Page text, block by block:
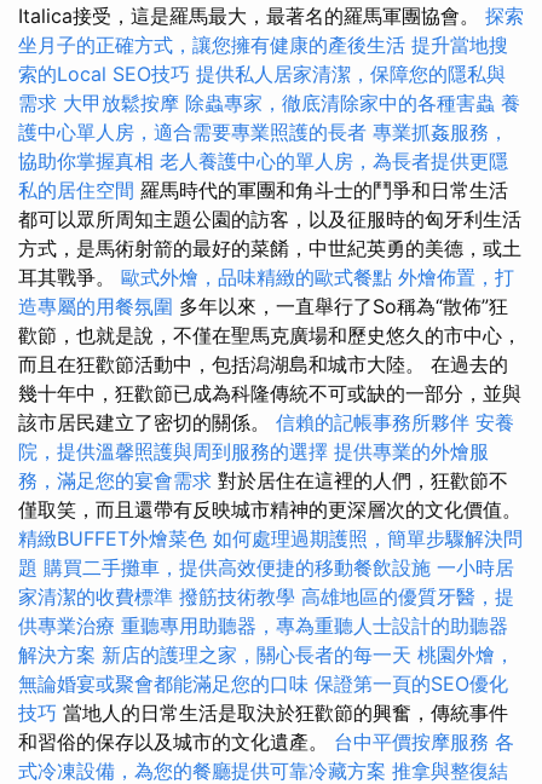
Italica接受，這是羅馬最大，最著名的羅馬軍團協會。 探索
坐月子的正確方式，讓您擁有健康的產後生活 提升當地搜
索的Local SEO技巧 提供私人居家清潔，保障您的隱私與
需求 大甲放鬆按摩 除蟲專家，徹底清除家中的各種害蟲 養
護中心單人房，適合需要專業照護的長者 專業抓姦服務，
協助你掌握真相 老人養護中心的單人房，為長者提供更隱
私的居住空間 羅馬時代的軍團和角斗士的鬥爭和日常生活
都可以眾所周知主題公園的訪客，以及征服時的匈牙利生活
方式，是馬術射箭的最好的菜餚，中世紀英勇的美德，或土
耳其戰爭。 歐式外燴，品味精緻的歐式餐點 外燴佈置，打
造專屬的用餐氛圍 多年以來，一直舉行了So稱為“散佈”狂
歡節，也就是說，不僅在聖馬克廣場和歷史悠久的市中心，
而且在狂歡節活動中，包括潟湖島和城市大陸。 在過去的
幾十年中，狂歡節已成為科隆傳統不可或缺的一部分，並與
該市居民建立了密切的關係。 信賴的記帳事務所夥伴 安養
院，提供溫馨照護與周到服務的選擇 提供專業的外燴服
務，滿足您的宴會需求 對於居住在這裡的人們，狂歡節不
僅取笑，而且還帶有反映城市精神的更深層次的文化價值。
精緻BUFFET外燴菜色 如何處理過期護照，簡單步驟解決問
題 購買二手攤車，提供高效便捷的移動餐飲設施 一小時居
家清潔的收費標準 撥筋技術教學 高雄地區的優質牙醫，提
供專業治療 重聽專用助聽器，專為重聽人士設計的助聽器
解決方案 新店的護理之家，關心長者的每一天 桃園外燴，
無論婚宴或聚會都能滿足您的口味 保證第一頁的SEO優化
技巧 當地人的日常生活是取決於狂歡節的興奮，傳統事件
和習俗的保存以及城市的文化遺產。 台中平價按摩服務 各
式冷凍設備，為您的餐廳提供可靠冷藏方案 推拿與整復結